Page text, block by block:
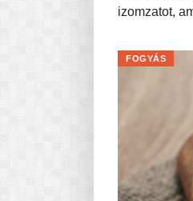
izomzatot,
FOGYÁS